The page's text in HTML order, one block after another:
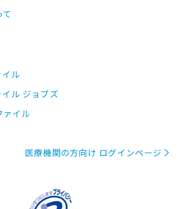
イル
イル ジョブズ
ァイル
医療機関の方向け ログインページ